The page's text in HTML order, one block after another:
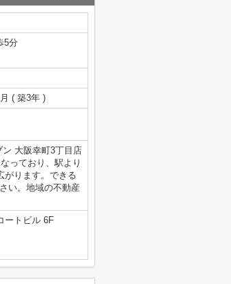
5分
( 築3年 )
ン 大阪幸町3丁目店
っており、駅より
がります。できる
い。地域の不動産
ートビル 6F